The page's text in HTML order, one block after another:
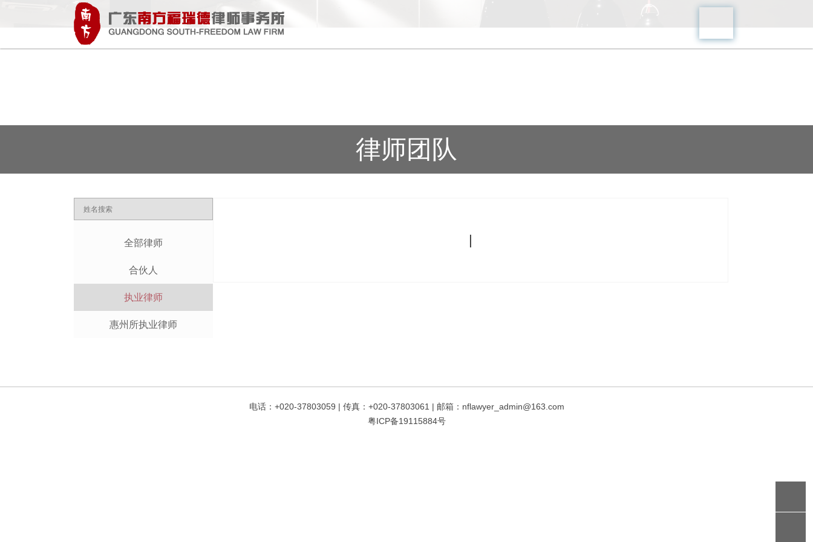
律师团队
全部律师
合伙人
执业律师
惠州所执业律师
|
电话：+020-37803059 | 传真：+020-37803061 | 邮箱：nflawyer_admin@163.com
粤ICP备19115884号